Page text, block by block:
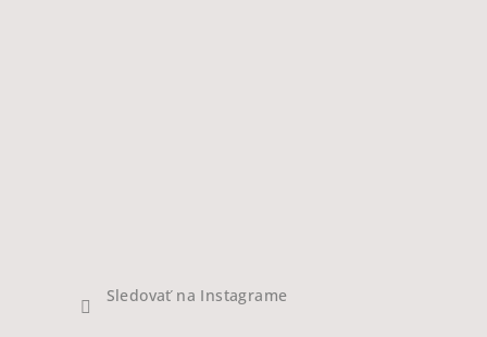
Sledovať na Instagrame